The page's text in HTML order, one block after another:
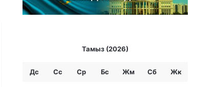
Тамыз (2026)
Дс Сс Ср Бc Жм Сб Жк